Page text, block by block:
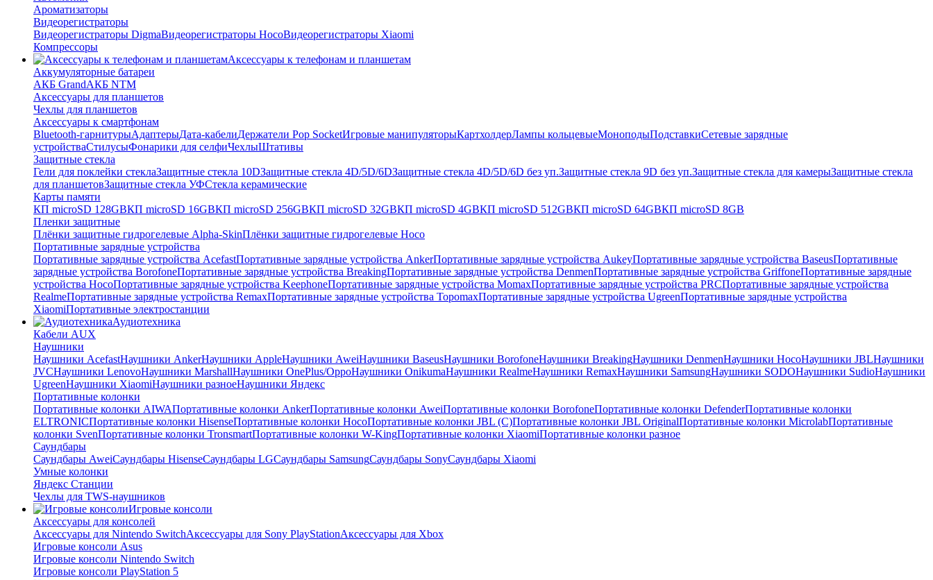
Ароматизаторы
Видеорегистраторы
Видеорегистраторы DigmaВидеорегистраторы HocoВидеорегистраторы Xiaomi
Компрессоры
Аксессуары к телефонам и планшетам
Аккумуляторные батареи
АКБ GrandАКБ NTM
Аксессуары для планшетов
Чехлы для планшетов
Аксессуары к смартфонам
Bluetooth-гарнитурыАдаптерыДата-кабелиДержатели Pop SocketИгровые манипуляторыКартхолдерЛампы кольцевыеМоноподыПодставкиСетевые зарядные
устройстваСтилусыФонарики для селфиЧехлыШтативы
Защитные стекла
Гели для поклейки стеклаЗащитные стекла 10DЗащитные стекла 4D/5D/6DЗащитные стекла 4D/5D/6D без уп.Защитные стекла 9D без уп.Защитные стекла для камерыЗащитные стекла
для планшетовЗащитные стекла УФСтекла керамические
Карты памяти
КП microSD 128GBКП microSD 16GBКП microSD 256GBКП microSD 32GBКП microSD 4GBКП microSD 512GBКП microSD 64GBКП microSD 8GB
Пленки защитные
Плёнки защитные гидрогелевые Alpha-SkinПлёнки защитные гидрогелевые Hoco
Портативные зарядные устройства
Портативные зарядные устройства AcefastПортативные зарядные устройства AnkerПортативные зарядные устройства AukeyПортативные зарядные устройства BaseusПортативные
зарядные устройства BorofoneПортативные зарядные устройства BreakingПортативные зарядные устройства DenmenПортативные зарядные устройства GriffoneПортативные зарядные
устройства HocoПортативные зарядные устройства KeephoneПортативные зарядные устройства MomaxПортативные зарядные устройства PRCПортативные зарядные устройства
RealmeПортативные зарядные устройства RemaxПортативные зарядные устройства TopomaxПортативные зарядные устройства UgreenПортативные зарядные устройства
XiaomiПортативные электростанции
Аудиотехника
Кабели AUX
Наушники
Наушники AcefastНаушники AnkerНаушники AppleНаушники AweiНаушники BaseusНаушники BorofoneНаушники BreakingНаушники DenmenНаушники HocoНаушники JBLНаушники
JVCНаушники LenovoНаушники MarshallНаушники OnePlus/OppoНаушники OnikumaНаушники RealmeНаушники RemaxНаушники SamsungНаушники SODOНаушники SudioНаушники
UgreenНаушники XiaomiНаушники разноеНаушники Яндекс
Портативные колонки
Портативные колонки AIWAПортативные колонки AnkerПортативные колонки AweiПортативные колонки BorofoneПортативные колонки DefenderПортативные колонки
ELTRONICПортативные колонки HisenseПортативные колонки HocoПортативные колонки JBL (C)Портативные колонки JBL OriginalПортативные колонки MicrolabПортативные
колонки SvenПортативные колонки TronsmartПортативные колонки W-KingПортативные колонки XiaomiПортативные колонки разное
Саундбары
Саундбары AweiСаундбары HisenseСаундбары LGСаундбары SamsungСаундбары SonyСаундбары Xiaomi
Умные колонки
Яндекс Станции
Чехлы для TWS-наушников
Игровые консоли
Аксессуары для консолей
Аксессуары для Nintendo SwitchАксессуары для Sony PlayStationАксессуары для Xbox
Игровые консоли Asus
Игровые консоли Nintendo Switch
Игровые консоли PlayStation 5